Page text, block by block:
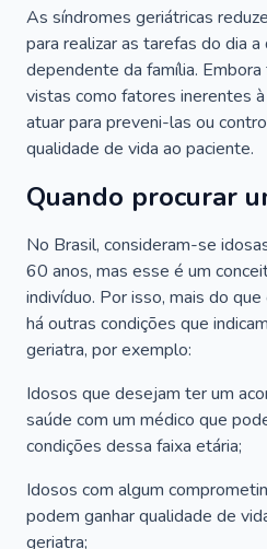
As síndromes geriátricas
para realizar as tarefas do dia
dependente da família.
vistas como fatores inerentes
atuar para preveni-las ou
qualidade de vida ao paciente.
Quando procurar
No Brasil, consideram-se
60 anos, mas esse é um
indivíduo. Por isso, mais do
há outras condições que
geriatra, por exemplo:
Idosos que desejam ter um
saúde com um médico que
condições dessa faixa etária;
Idosos com algum
podem ganhar qualidade de
geriatra;